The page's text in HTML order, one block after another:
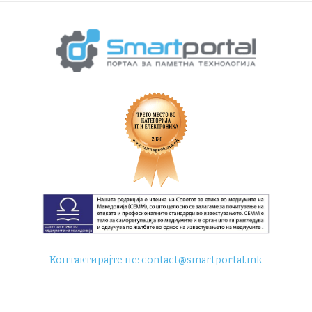
Контактирајте не:contact@smartportal.mk